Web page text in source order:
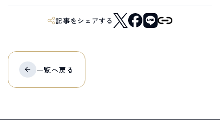
記事をシェアする
一覧へ戻る